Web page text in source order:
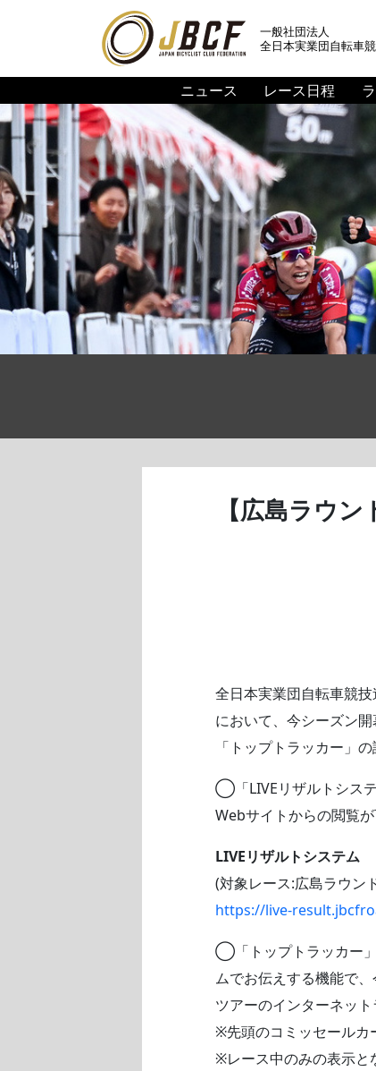
一般社団法人
全日本実業団自転車
ニュース レース日程
【広島ラウ
全日本実業団自転車競技
において、今シーズン
「トップトラッカー」
◯「LIVEリザルトシス
Webサイトからの閲覧
LIVEリザルトシステム
(対象レース:広島ラウン
https://live-
◯「トップトラッカー」
ムでお伝えする機能で
ツアーのインターネッ
※先頭のコミッセールカ
※レース中のみの表示と